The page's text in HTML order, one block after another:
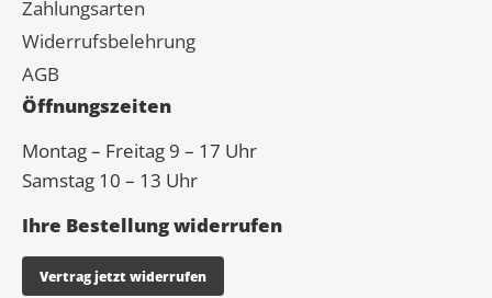
Zahlungsarten
Widerrufsbelehrung
AGB
Öffnungszeiten
Montag – Freitag 9 – 17 Uhr
Samstag 10 – 13 Uhr
Ihre Bestellung widerrufen
Vertrag jetzt widerrufen